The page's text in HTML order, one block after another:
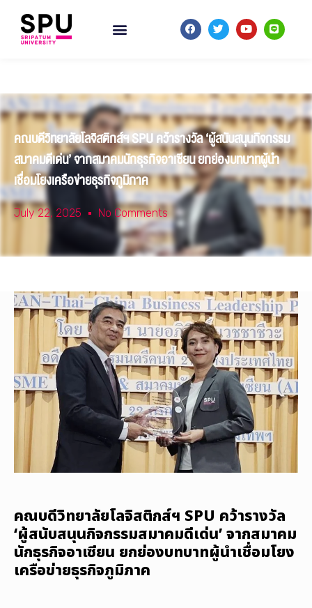
คณบดีวิทยาลัยโลจิสติกส์ฯ SPU คว้ารางวัล ‘ผู้สนับสนุนกิจกรรม
สมาคมดีเด่น’ จากสมาคมนักธุรกิจอาเซียน ยกย่องบทบาทผู้นำ
เชื่อมโยงเครือข่ายธุรกิจภูมิภาค
July 22, 2025 No Comments
คณบดีวิทยาลัยโลจิสติกส์ฯ SPU คว้ารางวัล
‘ผู้สนับสนุนกิจกรรมสมาคมดีเด่น’ จากสมาคม
นักธุรกิจอาเซียน ยกย่องบทบาทผู้นำเชื่อมโยง
เครือข่ายธุรกิจภูมิภาค